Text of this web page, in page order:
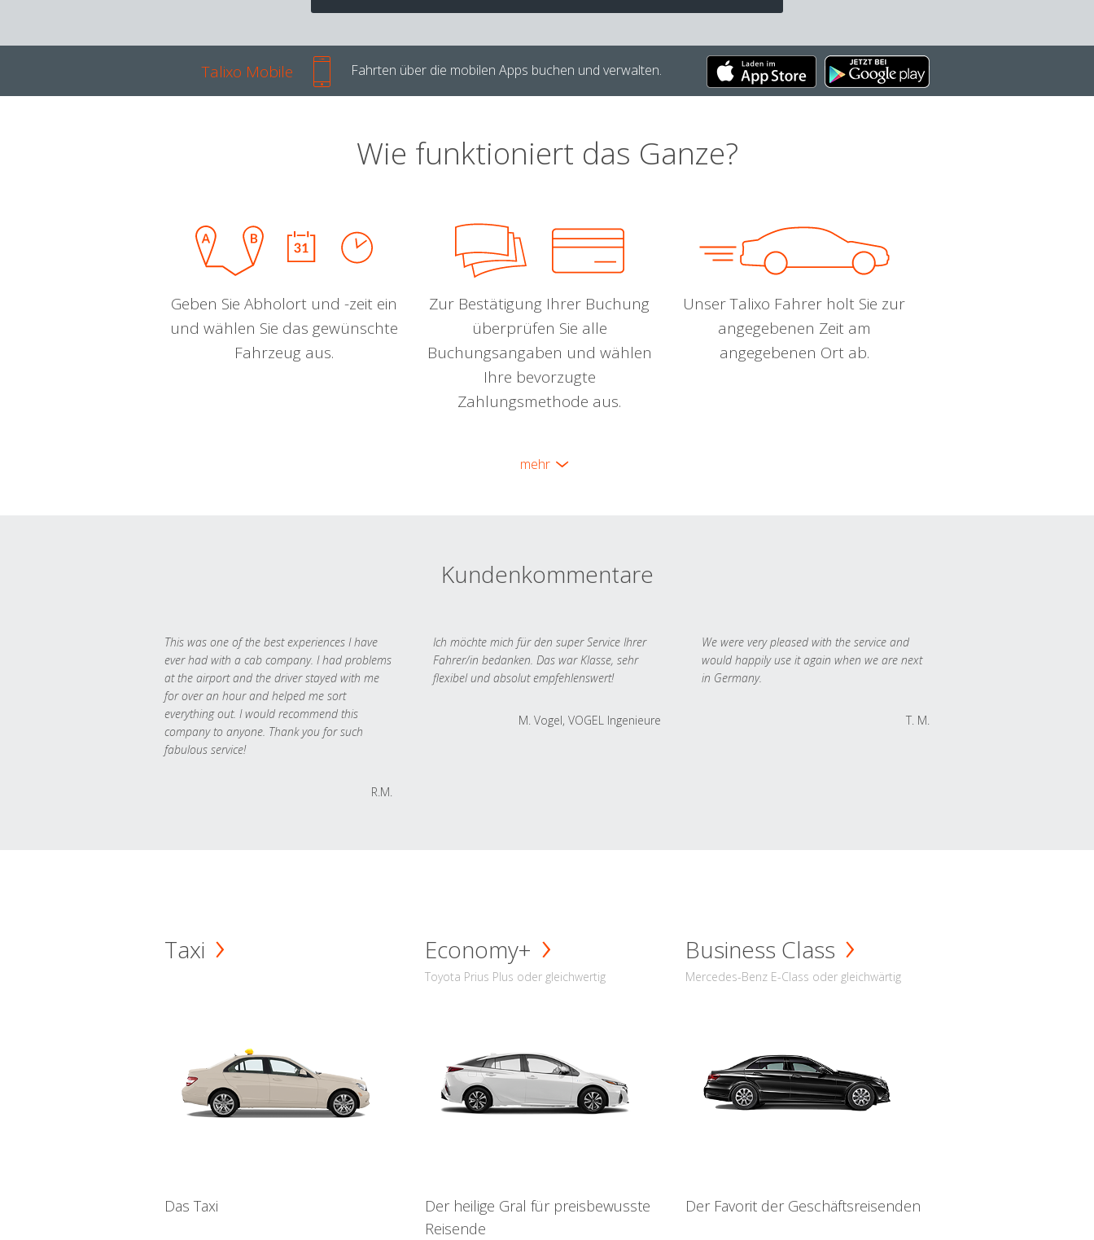
Talixo Mobile Fahrten über die mobilen Apps buchen und verwalten.
Wie funktioniert das Ganze?
Geben Sie Abholort und -zeit ein
und wählen Sie das gewünschte
Fahrzeug aus.
Zur Bestätigung Ihrer Buchung
überprüfen Sie alle
Buchungsangaben und wählen
Ihre bevorzugte
Zahlungsmethode aus.
Unser Talixo Fahrer holt Sie zur
angegebenen Zeit am
angegebenen Ort ab.
mehr
Kundenkommentare
This was one of the best experiences I have
ever had with a cab company. I had problems
at the airport and the driver stayed with me
for over an hour and helped me sort
everything out. I would recommend this
company to anyone. Thank you for such
fabulous service!
R.M.
Ich möchte mich für den super Service Ihrer
Fahrer/in bedanken. Das war Klasse, sehr
flexibel und absolut empfehlenswert!
M. Vogel, VOGEL Ingenieure
We were very pleased with the service and
would happily use it again when we are next
in Germany.
T. M.
Taxi
Das Taxi
Economy+
Toyota Prius Plus oder gleichwertig
Der heilige Gral für preisbewusste
Reisende
Business Class
Mercedes-Benz E-Class oder gleichwärtig
Der Favorit der Geschäftsreisenden